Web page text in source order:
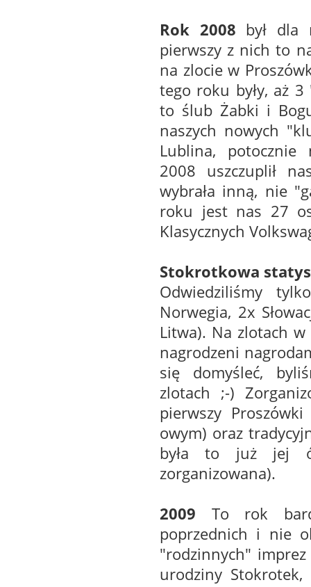
Rok 2008 był dla
pierwszy z nich to
na zlocie w
tego roku były, aż
to ślub Żabki i
naszych nowych
Lublina, potocznie
2008 uszczuplił
wybrała inną, nie
roku jest nas 27
Klasycznych
Stokrotkowa
Odwiedziliśmy
Norwegia, 2x
Litwa). Na zlotach
nagrodzeni
się domyśleć,
zlotach ;-)
pierwszy
owym) oraz
była to już jej
zorganizowana).
2009 To rok
poprzednich i nie
"rodzinnych" imprez
urodziny